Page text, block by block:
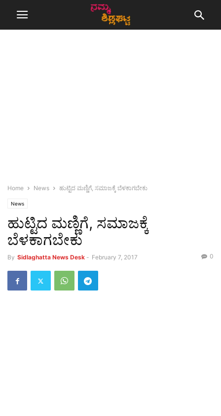
Home News ಹುಟ್ಟಿದ ಮಣ್ಣಿಗೆ, ಸಮಾಜಕ್ಕೆ ಬೆಳಕಾಗಬೇಕು
News
ಹುಟ್ಟಿದ ಮಣ್ಣಿಗೆ, ಸಮಾಜಕ್ಕೆ
ಬೆಳಕಾಗಬೇಕು
By Sidlaghatta News Desk - February 7, 2017 0